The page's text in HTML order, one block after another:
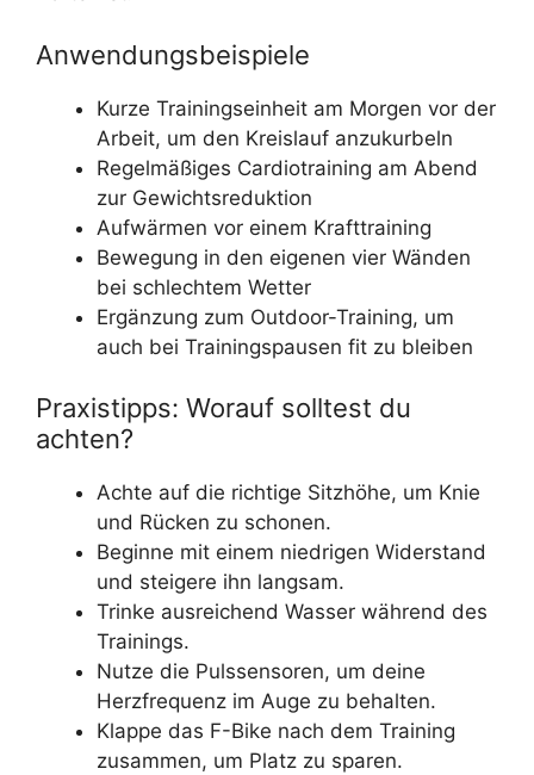
Anwendungsbeispiele
Kurze Trainingseinheit am Morgen vor der
Arbeit, um den Kreislauf anzukurbeln
Regelmäßiges Cardiotraining am Abend
zur Gewichtsreduktion
Aufwärmen vor einem Krafttraining
Bewegung in den eigenen vier Wänden
bei schlechtem Wetter
Ergänzung zum Outdoor-Training, um
auch bei Trainingspausen fit zu bleiben
Praxistipps: Worauf solltest du
achten?
Achte auf die richtige Sitzhöhe, um Knie
und Rücken zu schonen.
Beginne mit einem niedrigen Widerstand
und steigere ihn langsam.
Trinke ausreichend Wasser während des
Trainings.
Nutze die Pulssensoren, um deine
Herzfrequenz im Auge zu behalten.
Klappe das F-Bike nach dem Training
zusammen, um Platz zu sparen.